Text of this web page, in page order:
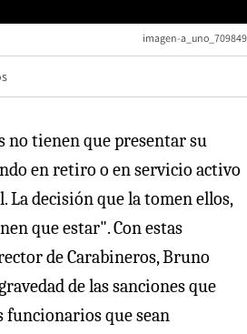
imagen-a_uno_709849
no tienen que presentar su
en retiro o en servicio activo
La decisión que la tomen ellos,
que estar". Con estas
de Carabineros, Bruno
de las sanciones que
funcionarios que sean